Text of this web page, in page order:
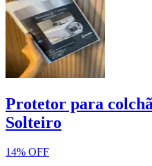
Protetor para
Solteiro
14% OFF